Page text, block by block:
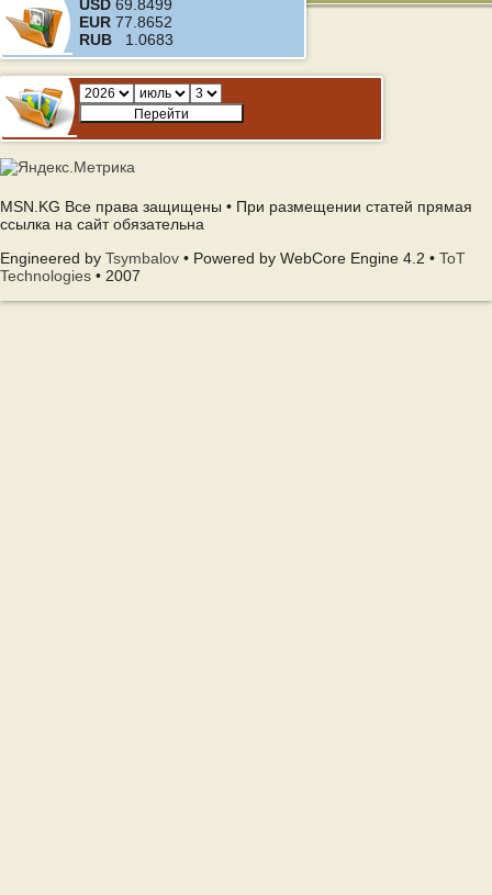
USD 69.8499
EUR 77.8652
RUB 1.0683
MSN.KG Все права защищены • При размещении статей прямая
ссылка на сайт обязательна
Engineered by Tsymbalov • Powered by WebCore Engine 4.2 • ToT
Technologies • 2007